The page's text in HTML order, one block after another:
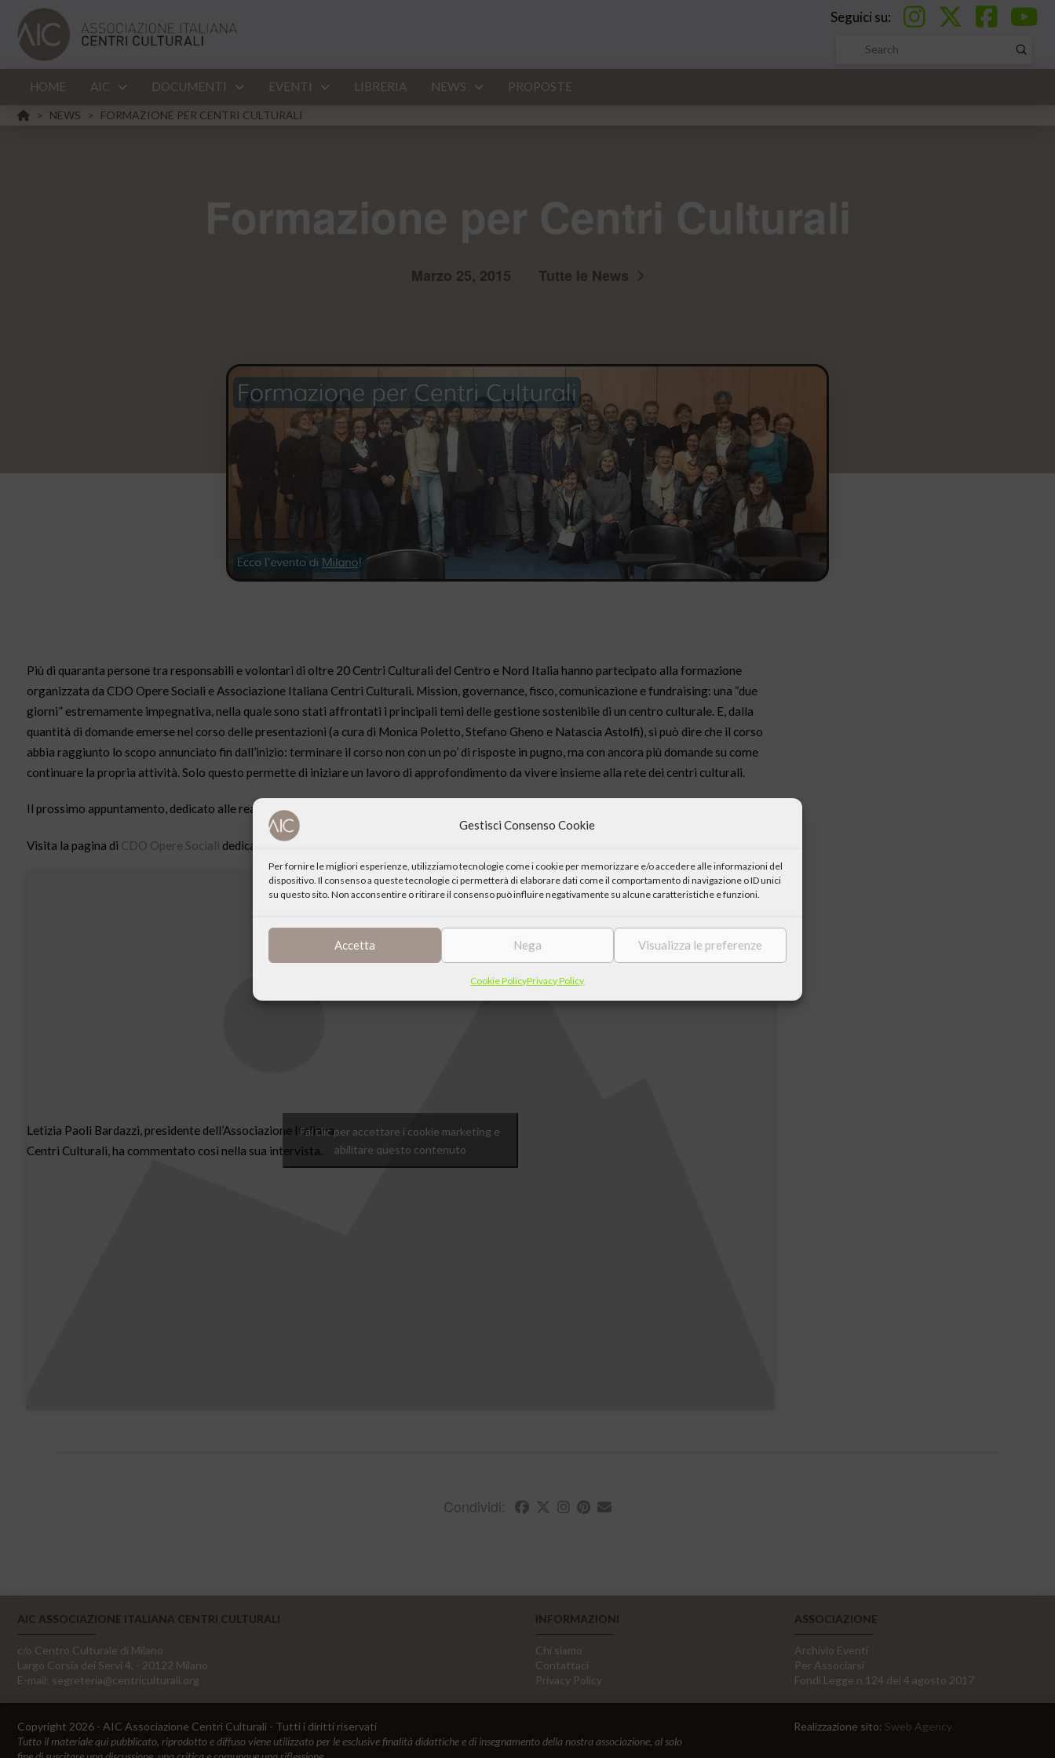
Gestisci Consenso Cookie
Per fornire le migliori esperienze, utilizziamo tecnologie come i cookie per memorizzare e/o accedere alle informazioni del
dispositivo. Il consenso a queste tecnologie ci permetterà di elaborare dati come il comportamento di navigazione o ID unici
su questo sito. Non acconsentire o ritirare il consenso può influire negativamente su alcune caratteristiche e funzioni.
Accetta Nega Visualizza le preferenze
Cookie PolicyPrivacy Policy
Seguici su:
Search
Submit
HOME AIC DOCUMENTI EVENTI LIBRERIA NEWS PROPOSTE
HOME
> NEWS > FORMAZIONE PER CENTRI CULTURALI
Marzo 25, 2015 Tutte le News
Più di quaranta persone tra responsabili e volontari di oltre 20 Centri Culturali del Centro e Nord Italia hanno partecipato alla formazione
organizzata da CDO Opere Sociali e Associazione Italiana Centri Culturali. Mission, governance, fisco, comunicazione e fundraising: una “due
giorni” estremamente impegnativa, nella quale sono stati affrontati i principali temi delle gestione sostenibile di un centro culturale. E, dalla
quantità di domande emerse nel corso delle presentazioni (a cura di Monica Poletto, Stefano Gheno e Natascia Astolfi), si può dire che il corso
abbia raggiunto lo scopo annunciato fin dall’inizio: terminare il corso non con un po’ di risposte in pugno, ma con ancora più domande su come
continuare la propria attività. Solo questo permette di iniziare un lavoro di approfondimento da vivere insieme alla rete dei centri culturali.
Il prossimo appuntamento, dedicato alle realtà del Centro-Sud, si svolgerà a Roma nei giorni 26 e 27 giugno.
Visita la pagina di CDO Opere Sociali dedicata all’evento
Letizia Paoli Bardazzi, presidente dell’Associazione Italiana
Centri Culturali, ha commentato così nella sua intervista.
Fai clic per accettare i cookie marketing e
abilitare questo contenuto
Condividi:
AIC ASSOCIAZIONE ITALIANA CENTRI CULTURALI
c/o Centro Culturale di Milano
Largo Corsia dei Servi 4, - 20122 Milano
E-mail: segreteria@centriculturali.org
INFORMAZIONI
Chi siamo
Contattaci
Privacy Policy
ASSOCIAZIONE
Archivio Eventi
Per Associarsi
Fondi Legge n.124 del 4 agosto 2017
Copyright 2026 - AIC Associazione Centri Culturali - Tutti i diritti riservati
Tutto il materiale qui pubblicato, riprodotto e diffuso viene utilizzato per le esclusive finalità didattiche e di insegnamento della nostra associazione, al solo
Realizzazione sito: Sweb Agency